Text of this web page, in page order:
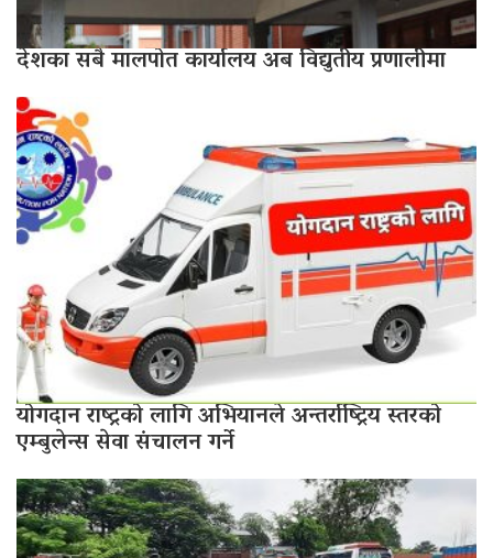
देशका सबै मालपोत कार्यालय अब विद्युतीय प्रणालीमा
योगदान राष्ट्रको लागि अभियानले अन्तर्राष्ट्रिय स्तरको
एम्बुलेन्स सेवा संचालन गर्ने